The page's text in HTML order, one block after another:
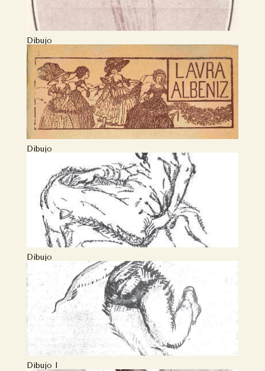
Dibujo
Dibujo
Dibujo
Dibujo I